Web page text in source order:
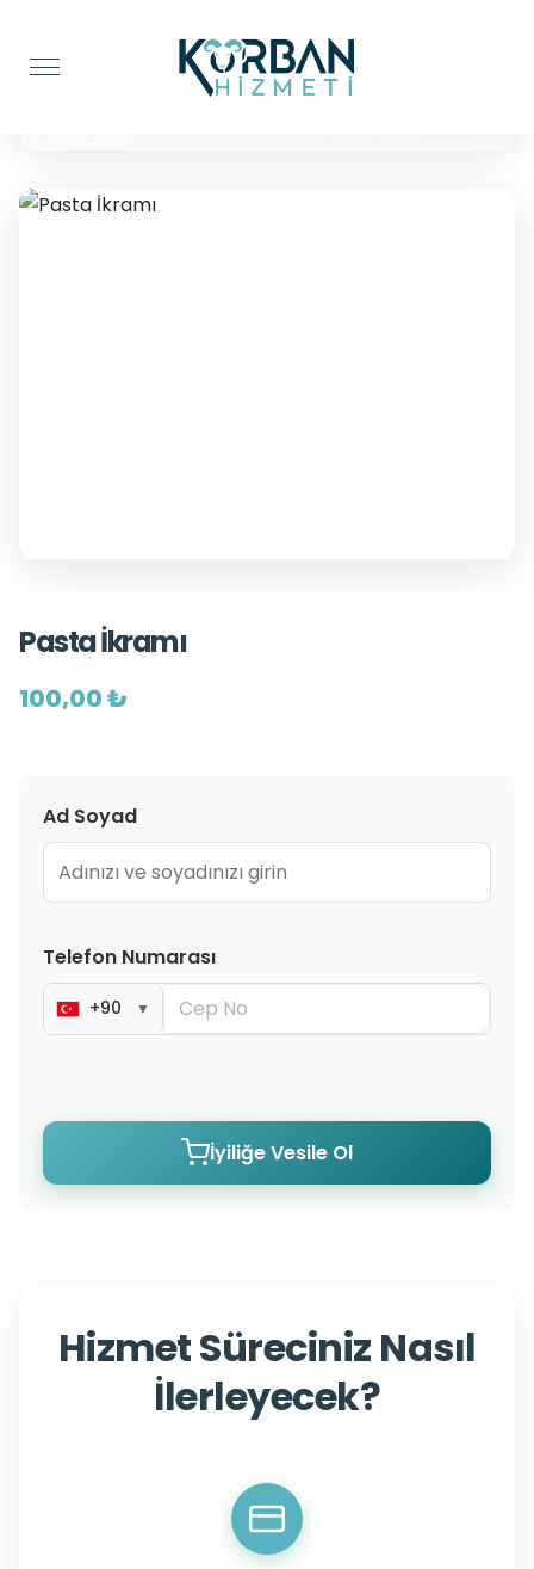
Pasta İkramı
Pasta İkramı
100,00 ₺
Ad Soyad
Telefon Numarası
+90 ▼
İyiliğe Vesile Ol
Hizmet Süreciniz Nasıl
İlerleyecek?